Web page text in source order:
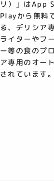
リ）」はApp
Playから無料
る、デリシア
ライターやフ
ー等の食のプ
ア専用のオー
されています。